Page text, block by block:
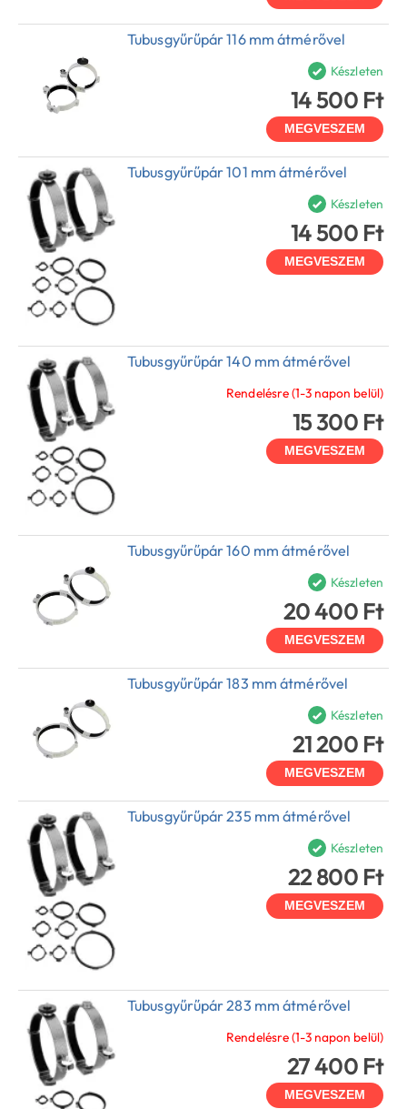
Tubusgyűrűpár 116 mm átmérővel
Készleten
14 500 Ft
MEGVESZEM
Tubusgyűrűpár 101 mm átmérővel
Készleten
14 500 Ft
MEGVESZEM
Tubusgyűrűpár 140 mm átmérővel
Rendelésre (1-3 napon belül)
15 300 Ft
MEGVESZEM
Tubusgyűrűpár 160 mm átmérővel
Készleten
20 400 Ft
MEGVESZEM
Tubusgyűrűpár 183 mm átmérővel
Készleten
21 200 Ft
MEGVESZEM
Tubusgyűrűpár 235 mm átmérővel
Készleten
22 800 Ft
MEGVESZEM
Tubusgyűrűpár 283 mm átmérővel
Rendelésre (1-3 napon belül)
27 400 Ft
MEGVESZEM